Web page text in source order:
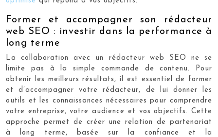
Former et accompagner son rédacteur
web SEO : investir dans la performance à
long terme
La collaboration avec un rédacteur web SEO ne se
limite pas à la simple commande de contenu. Pour
obtenir les meilleurs résultats, il est essentiel de former
et d’accompagner votre rédacteur, de lui donner les
outils et les connaissances nécessaires pour comprendre
votre entreprise, votre audience et vos objectifs. Cette
approche permet de créer une relation de partenariat
à long terme, basée sur la confiance et la